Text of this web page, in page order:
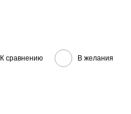
К сравнению В желания